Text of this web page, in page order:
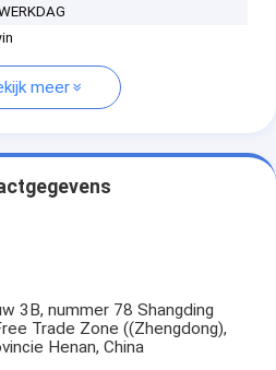
meer
3B, nummer 78 Shangding
Trade Zone ((Zhengdong),
Henan, China